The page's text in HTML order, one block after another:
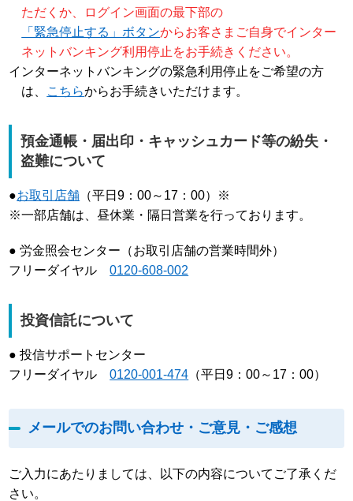
ただくか、ログイン画面の最下部の
「緊急停止する」ボタンからお客さまご自身でインター
ネットバンキング利用停止をお手続きください。
インターネットバンキングの緊急利用停止をご希望の方
は、
こちらからお手続きいただけます。
預金通帳・届出印・キャッシュカード等の紛失・
盗難について
●お取引店舗 （平日9：00～17：00）※
※一部店舗は、昼休業・隔日営業を行っております。
● 労金照会センター（お取引店舗の営業時間外）
フリーダイヤル0120-608-002
投資信託について
● 投信サポートセンター
フリーダイヤル0120-001-474 （平日9：00～17：00）
メールでのお問い合わせ・ご意見・ご感想
ご入力にあたりましては、以下の内容についてご了承くだ
さい。